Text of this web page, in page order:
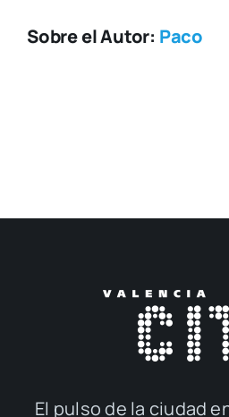
Sobre el Autor: Paco
El pul­so de la ciu­dad